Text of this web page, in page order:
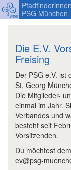
PSG München
Die E.V.
Freising
Der PSG e.V. ist
St. Georg
Die Mitglieder-
einmal im Jahr.
Verbandes und
besteht seit
Vorsitzenden.
Du möchtest
ev@psg-